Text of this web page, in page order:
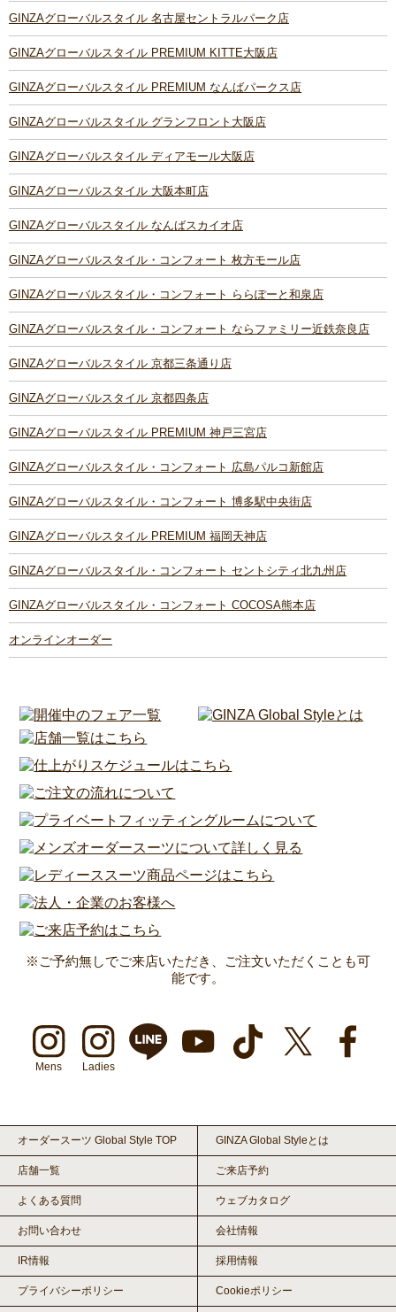
GINZAグローバルスタイル 名古屋セントラルパーク店
GINZAグローバルスタイル PREMIUM KITTE大阪店
GINZAグローバルスタイル PREMIUM なんばパークス店
GINZAグローバルスタイル グランフロント大阪店
GINZAグローバルスタイル ディアモール大阪店
GINZAグローバルスタイル 大阪本町店
GINZAグローバルスタイル なんばスカイオ店
GINZAグローバルスタイル・コンフォート 枚方モール店
GINZAグローバルスタイル・コンフォート ららぽーと和泉店
GINZAグローバルスタイル・コンフォート ならファミリー近鉄奈良店
GINZAグローバルスタイル 京都三条通り店
GINZAグローバルスタイル 京都四条店
GINZAグローバルスタイル PREMIUM 神戸三宮店
GINZAグローバルスタイル・コンフォート 広島パルコ新館店
GINZAグローバルスタイル・コンフォート 博多駅中央街店
GINZAグローバルスタイル PREMIUM 福岡天神店
GINZAグローバルスタイル・コンフォート セントシティ北九州店
GINZAグローバルスタイル・コンフォート COCOSA熊本店
オンラインオーダー
※ご予約無しでご来店いただき、ご注文いただくことも可
能です。
Mens Ladies
オーダースーツ Global Style TOP GINZA Global Styleとは
店舗一覧 ご来店予約
よくある質問 ウェブカタログ
お問い合わせ 会社情報
IR情報 採用情報
プライバシーポリシー Cookieポリシー